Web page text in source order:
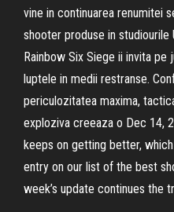
vine in continuarea renumitei
shooter produse in studiourile
Rainbow Six Siege ii invita pe
luptele in medii restranse.
periculozitatea maxima,
exploziva creeaza o Dec 14,
keeps on getting better,
entry on our list of the best
week’s update continues the